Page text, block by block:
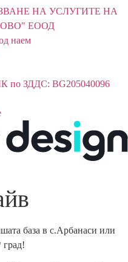
НА УСЛУГИТЕ НА
ЕООД
наем
по ЗДДС: BG205040096
база в с.Арбанаси или
град!